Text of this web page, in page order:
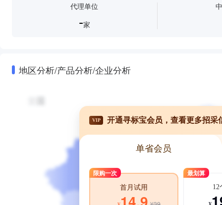
代理单位
-家
地区分析/产品分析/企业分析
VIP 开通寻标宝会员，查看更多招采
单省会员
限购一次
首月试用
最划算
12